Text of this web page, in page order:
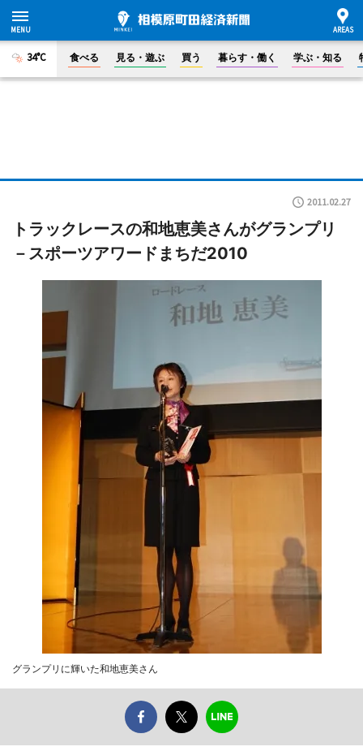
34°C 食べる 見る・遊ぶ 買う 暮らす・働く 学ぶ・知る
2011.02.27
トラックレースの和地恵美さんがグランプリ
－スポーツアワードまちだ2010
グランプリに輝いた和地恵美さん